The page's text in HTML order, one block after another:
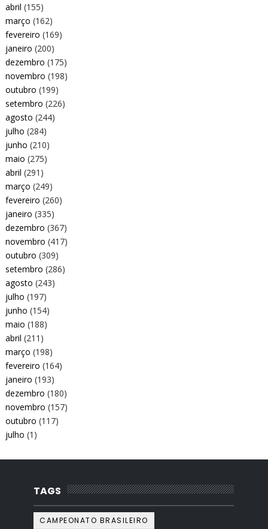
abril (155)
março (162)
fevereiro (169)
janeiro (200)
dezembro (175)
novembro (198)
outubro (199)
setembro (226)
agosto (244)
julho (284)
junho (210)
maio (275)
abril (291)
março (249)
fevereiro (260)
janeiro (335)
dezembro (367)
novembro (417)
outubro (309)
setembro (286)
agosto (243)
julho (197)
junho (154)
maio (188)
abril (211)
março (198)
fevereiro (164)
janeiro (193)
dezembro (180)
novembro (157)
outubro (117)
julho (1)
TAGS
CAMPEONATO BRASILEIRO